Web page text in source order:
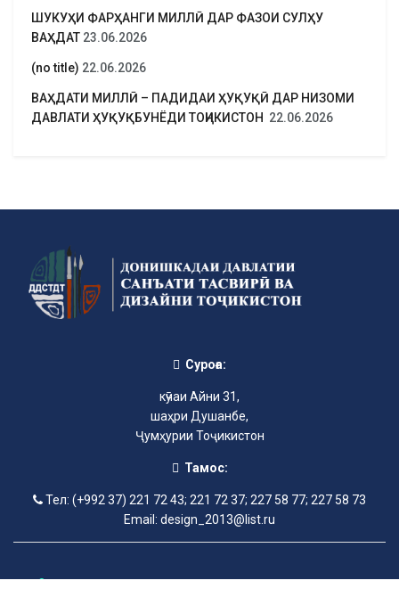
ШУКУҲИ ФАРҲАНГИ МИЛЛӢ ДАР ФАЗОИ СУЛҲУ
ВАҲДАТ 23.06.2026
(no title) 22.06.2026
ВАҲДАТИ МИЛЛӢ – ПАДИДАИ ҲУҚУҚӢ ДАР НИЗОМИ
ДАВЛАТИ ҲУҚУҚБУНЁДИ ТОҶИКИСТОН 22.06.2026
Суроға:
кӯчаи Айни 31,
шаҳри Душанбе,
Ҷумҳурии Тоҷикистон
Тамос:
Тел: (+992 37) 221 72 43; 221 72 37; 227 58 77; 227 58 73
Email: design_2013@list.ru